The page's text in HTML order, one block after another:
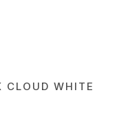
CLOUD WHITE